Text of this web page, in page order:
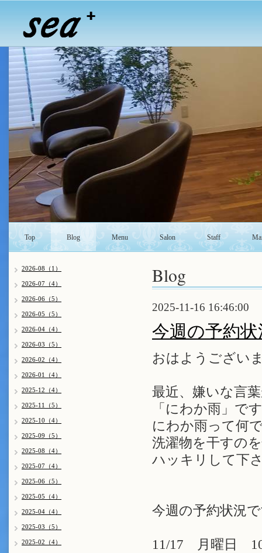
Top Blog Menu Salon Staff
Blog
2025-11-16 16:46:00
今週の予約
おはようござい
最近、嫌いな言
「にわか雨」で
にわか雨って何で
洗濯物を干すの
ハッキリして下
今週の予約状況
11/17 月曜日
2026-08（1）
2026-07（4）
2026-06（5）
2026-05（5）
2026-04（4）
2026-03（5）
2026-02（4）
2026-01（4）
2025-12（4）
2025-11（5）
2025-10（4）
2025-09（5）
2025-08（4）
2025-07（4）
2025-06（5）
2025-05（4）
2025-04（4）
2025-03（5）
2025-02（4）